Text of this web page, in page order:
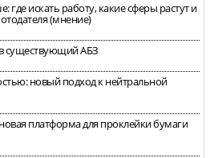
искать работу, какие сферы растут и
(мнение)
существующий АБЗ
новый подход к нейтральной
платформа для проклейки бумаги